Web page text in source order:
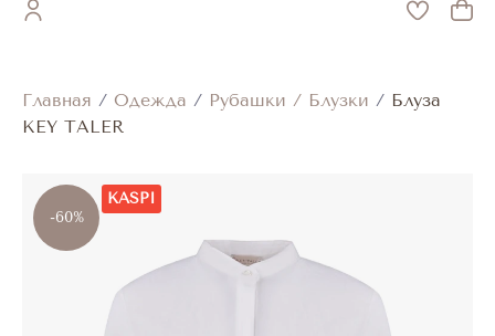
Главная / Одежда / Рубашки / Блузки / Блуза
KEY TALER
-60%
KASPI